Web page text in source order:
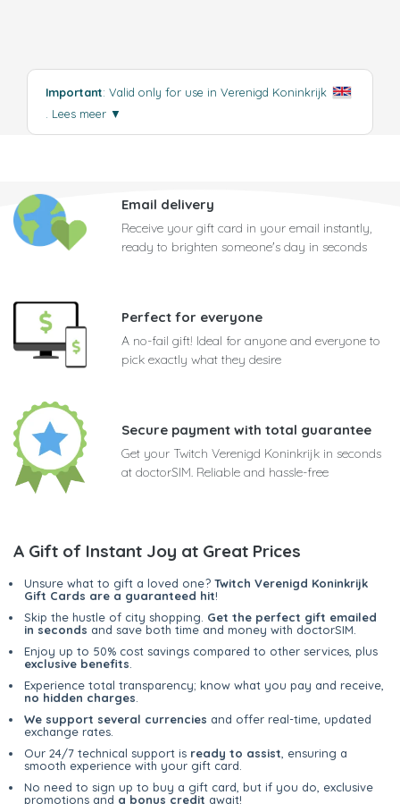
Important: Valid only for use in Verenigd Koninkrijk
. Lees meer ▼
Email delivery
Receive your gift card in your email instantly,
ready to brighten someone's day in seconds
Perfect for everyone
A no-fail gift! Ideal for anyone and everyone to
pick exactly what they desire
Secure payment with total guarantee
Get your Twitch Verenigd Koninkrijk in seconds
at doctorSIM. Reliable and hassle-free
A Gift of Instant Joy at Great Prices
Unsure what to gift a loved one? Twitch Verenigd Koninkrijk
Gift Cards are a guaranteed hit!
Skip the hustle of city shopping. Get the perfect gift emailed
in seconds and save both time and money with doctorSIM.
Enjoy up to 50% cost savings compared to other services, plus
exclusive benefits.
Experience total transparency; know what you pay and receive,
no hidden charges.
We support several currencies and offer real-time, updated
exchange rates.
Our 24/7 technical support is ready to assist, ensuring a
smooth experience with your gift card.
No need to sign up to buy a gift card, but if you do, exclusive
promotions and a bonus credit await!